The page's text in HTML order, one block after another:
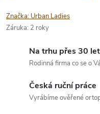
Značka: Urban Ladies
Záruka: 2 roky
Na trhu přes 30 let
Rodinná firma co se o
Česká ruční práce
Vyrábíme ověřené